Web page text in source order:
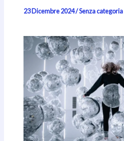
23 Dicembre 2024/Senza categoria